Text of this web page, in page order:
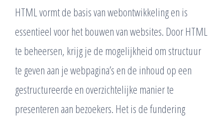
HTML vormt de basis van webontwikkeling en is
essentieel voor het bouwen van websites. Door HTML
te beheersen, krijg je de mogelijkheid om structuur
te geven aan je webpagina’s en de inhoud op een
gestructureerde en overzichtelijke manier te
presenteren aan bezoekers. Het is de fundering